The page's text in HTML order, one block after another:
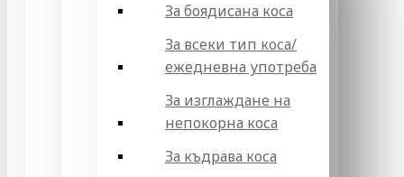
За боядисана коса
За всеки тип коса/
ежедневна употреба
За изглаждане на
непокорна коса
За къдрава коса